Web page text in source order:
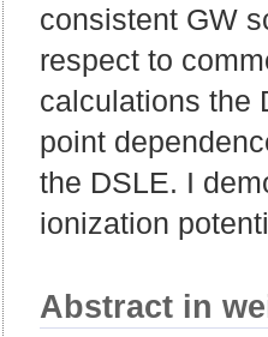
consistent GW
respect to
calculations the
point
the DSLE. I
ionization
Abstract in